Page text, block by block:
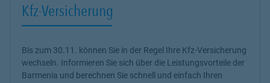
Kfz-Versicherung
Bis zum 30.11. können Sie in der Regel Ihre Kfz-Versicherung
wechseln. Informieren Sie sich über die Leistungsvorteile der
Barmenia und berechnen Sie schnell und einfach Ihren